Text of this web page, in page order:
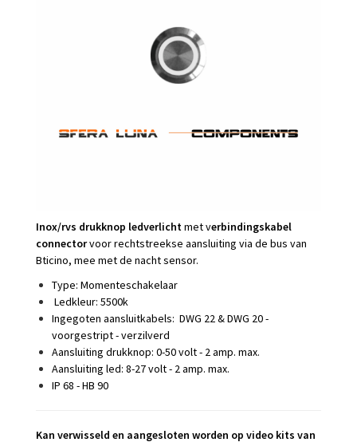
Inox/rvs drukknop ledverlichtmet verbindingskabel
connectorvoor rechtstreekse aansluiting via de bus van
Bticino, mee met de nacht sensor.
Type: Momenteschakelaar
Ledkleur: 5500k
Ingegoten aansluitkabels: DWG 22 & DWG 20 -
voorgestript - verzilverd
Aansluiting drukknop: 0-50 volt - 2 amp. max.
Aansluiting led: 8-27 volt - 2 amp. max.
IP 68 - HB 90
Kan verwisseld en aangesloten worden op video kits van